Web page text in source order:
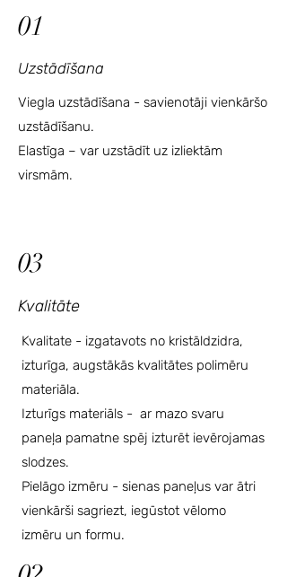
01
Uzstādīšana
Viegla uzstādīšana - savienotāji vienkāršo
uzstādīšanu.
Elastīga – var uzstādīt uz izliektām
virsmām.
03
Kvalitāte
Kvalitate - izgatavots no kristāldzidra,
izturīga, augstākās kvalitātes polimēru
materiāla.
Izturīgs materiāls - ar mazo svaru
paneļa pamatne spēj izturēt ievērojamas
slodzes.
Pielāgo izmēru - sienas paneļus var ātri
vienkārši sagriezt, iegūstot vēlomo
izmēru un formu.